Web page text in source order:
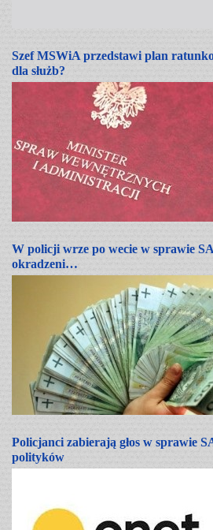
Szef MSWiA przedstawi plan
dla służb?
W policji wrze po wecie w sprawie
okradzeni…
Policjanci zabierają głos w sprawie
polityków